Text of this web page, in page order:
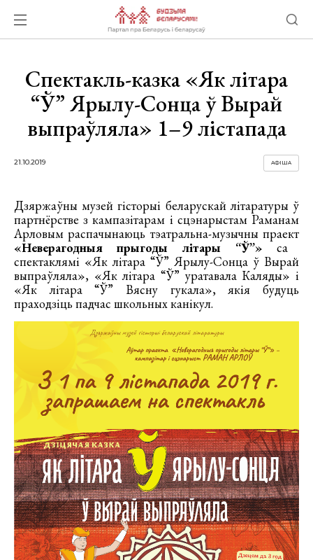
Спектакль-казка «Як літара
“Ў” Ярылу-Сонца ў Вырай
выпраўляла» 1–9 лістапада
21.10.2019 АФІША
Дзяржаўны музей гісторыі беларускай літаратуры ў
партнёрстве з кампазітарам і сцэнарыстам Раманам
Арловым распачынаюць тэатральна-музычны праект
«Неверагодныя прыгоды літары “Ў”» са
спектаклямі «Як літара “Ў” Ярылу-Сонца ў Вырай
выпраўляла», «Як літара “Ў” уратавала Каляды» і
«Як літара “Ў” Вясну гукала», якія будуць
праходзіць падчас школьных канікул.